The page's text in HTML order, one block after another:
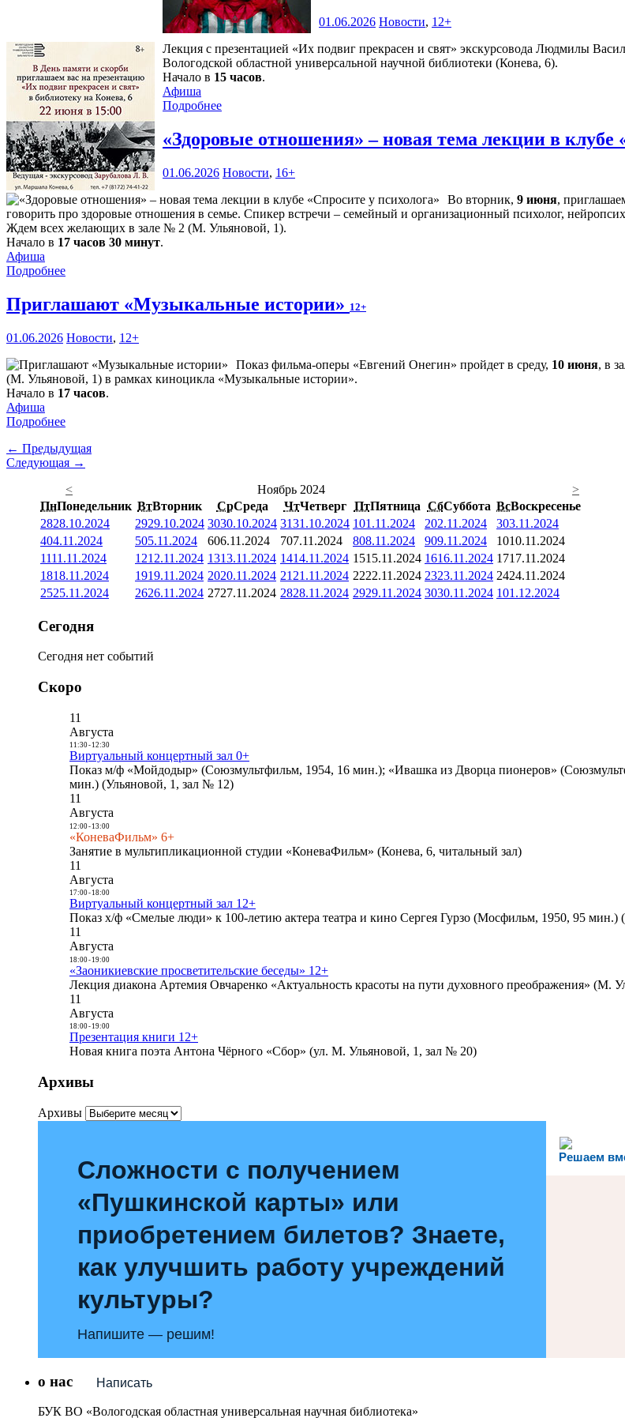
01.06.2026 Новости, 12+
Лекция с презентацией «Их подвиг прекрасен и свят» экскурсовода Людмилы
Вологодской областной универсальной научной библиотеки (Конева, 6).
Начало в 15 часов.
Афиша
Подробнее
«Здоровые отношения» – новая тема лекции в клубе
01.06.2026 Новости, 16+
Во вторник, 9 июня,
говорить про здоровые отношения в семье. Спикер встречи – семейный и организационный психолог,
Ждем всех желающих в зале № 2 (М. Ульяновой, 1).
Начало в 17 часов 30 минут.
Афиша
Подробнее
Приглашают «Музыкальные истории» 12+
01.06.2026 Новости, 12+
Показ фильма-оперы «Евгений Онегин» пройдет в среду, 10 июня, в
(М. Ульяновой, 1) в рамках киноцикла «Музыкальные истории».
Начало в 17 часов.
Афиша
Подробнее
← Предыдущая
Следующая →
<
Ноябрь 2024
>
ПнПонедельник ВтВторник СрСреда ЧтЧетверг ПтПятница СбСуббота ВсВоскресенье
2828.10.2024 2929.10.2024 3030.10.2024 3131.10.2024 101.11.2024 202.11.2024 303.11.2024
404.11.2024 505.11.2024 606.11.2024 707.11.2024 808.11.2024 909.11.2024 1010.11.2024
1111.11.2024 1212.11.2024 1313.11.2024 1414.11.2024 1515.11.2024 1616.11.2024 1717.11.2024
1818.11.2024 1919.11.2024 2020.11.2024 21 21.11.2024 2222.11.2024 2323.11.2024 2424.11.2024
2525.11.2024 2626.11.2024 2727.11.2024 2828.11.2024 2929.11.2024 3030.11.2024 101.12.2024
Сегодня
Сегодня нет событий
Скоро
11
Августа
11:30- 12:30
Виртуальный концертный зал 0+
Показ м/ф «Мойдодыр» (Союзмультфильм, 1954, 16 мин.); «Ивашка из Дворца пионеров»
мин.) (Ульяновой, 1, зал № 12)
11
Августа
12:00- 13:00
«КоневаФильм» 6+
Занятие в мультипликационной студии «КоневаФильм» (Конева, 6, читальный зал)
11
Августа
17:00- 18:00
Виртуальный концертный зал 12+
Показ х/ф «Смелые люди» к 100-летию актера театра и кино Сергея Гурзо (Мосфильм, 1950, 95 мин.)
11
Августа
18:00- 19:00
«Заоникиевские просветительские беседы» 12+
Лекция диакона Артемия Овчаренко «Актуальность красоты на пути духовного преображения» (М.
11
Августа
18:00- 19:00
Презентация книги 12+
Новая книга поэта Антона Чёрного «Сбор» (ул. М. Ульяновой, 1, зал № 20)
Архивы
Архивы
Решаем
Сложности с получением
«Пушкинской карты» или
приобретением билетов? Знаете,
как улучшить работу учреждений
культуры?
Напишите — решим!
Написать
о нас
БУК ВО «Вологодская областная универсальная научная библиотека»